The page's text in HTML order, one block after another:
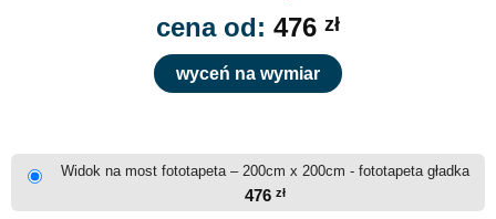
cena od: 476 zł
wyceń na wymiar
Widok na most fototapeta – 200cm x 200cm - fototapeta gładka
476 zł